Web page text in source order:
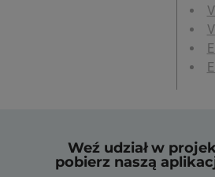
Weź udział w
pobierz naszą